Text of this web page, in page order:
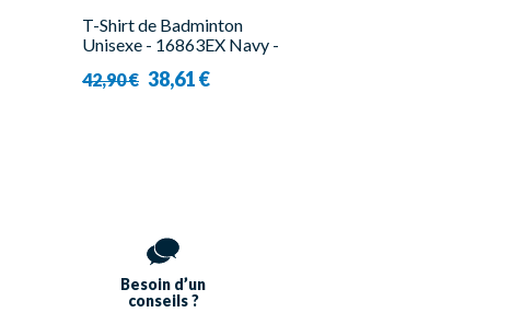
T-Shirt de Badminton
Unisexe - 16863EX Navy -
42,90 € 38,61 €
Besoin d’un
conseils ?